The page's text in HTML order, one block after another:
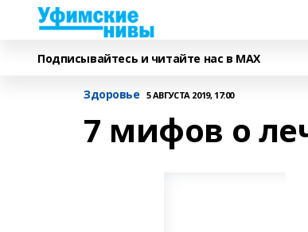
Подписывайтесь и читайте нас в MAX
Здоровье 5 АВГУСТА 2019, 17:00
7 мифов о